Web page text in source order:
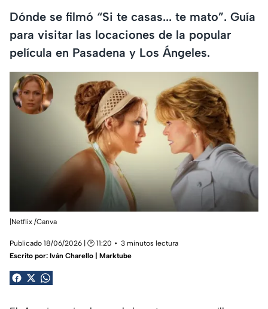
Dónde se filmó “Si te casas... te mato”. Guía
para visitar las locaciones de la popular
película en Pasadena y Los Ángeles.
|Netflix /Canva
Publicado 18/06/2026 | 🕑 11:20
3 minutos lectura
Escrito por: Iván Charello | Marktube